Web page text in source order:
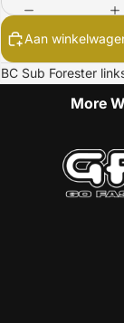
Aan
BC Sub Forester
More